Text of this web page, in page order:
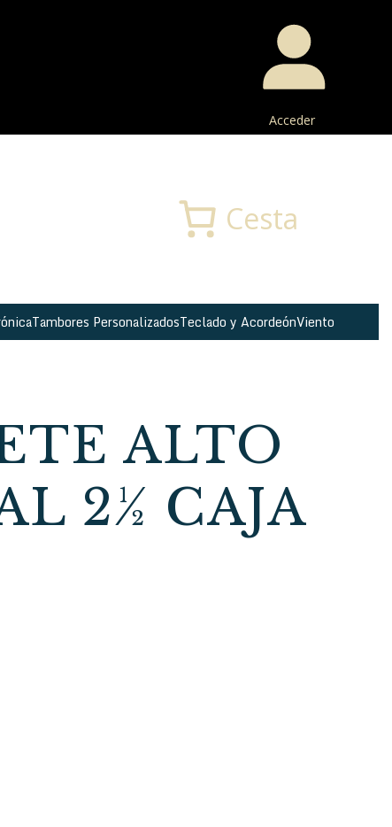
Acceder
Cesta
Tambores PersonalizadosTeclado y AcordeónViento
ALTO
2½ CAJA